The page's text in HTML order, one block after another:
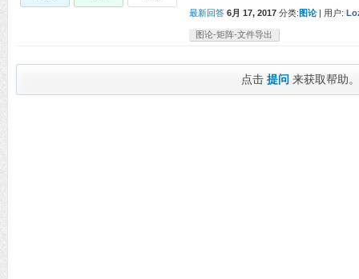
最新回答 6月 17, 2017 分类: 图论 用户:
图论-矩阵-文件导出
点击 提问 来获取帮助。